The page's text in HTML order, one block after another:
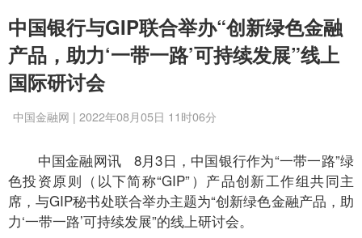
中国银行与GIP联合举办“创新绿色金融
产品，助力‘一带一路’可持续发展”线上
国际研讨会
中国金融网 | 2022年08月05日 11时06分
中国金融网讯 8月3日，中国银行作为“一带一路”绿
色投资原则（以下简称“GIP”）产品创新工作组共同主
席，与GIP秘书处联合举办主题为“创新绿色金融产品，助
力‘一带一路’可持续发展”的线上研讨会。